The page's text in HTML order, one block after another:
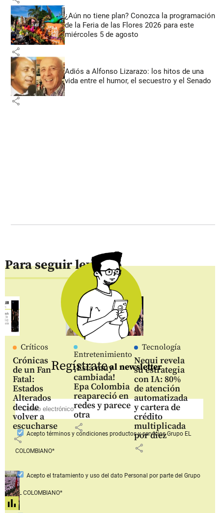
¿Aún no tiene plan? Conozca la programación
de la Feria de las Flores 2026 para este
miércoles 5 de agosto
share
Adiós a Alfonso Lizarazo: los hitos de una
vida entre el humor, el secuestro y el Senado
share
Para seguir leyendo
Críticos
Crónicas
de un Fan
Fatal:
Estados
Alterados
decide
volver a
escucharse
share
Entretenimiento
¡Está muy
cambiada!
Epa Colombia
reapareció en
redes y parece
otra
share
Tecnología
Nequi revela
su estrategia
con IA: 80%
de atención
automatizada
y cartera de
crédito
multiplicada
por diez
share
Regístrateal newsletter
Aceptotérminos y condiciones productos y serviciosGrupo EL
COLOMBIANO*
Acepto el tratamiento y uso del dato Personal por parte del Grupo
EL COLOMBIANO*